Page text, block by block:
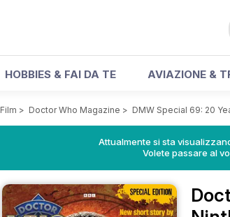
HOBBIES & FAI DA TE AVIAZIONE &
Film > Doctor Who Magazine > DMW Special 69: 20
Attualmente si sta
Volete passare al